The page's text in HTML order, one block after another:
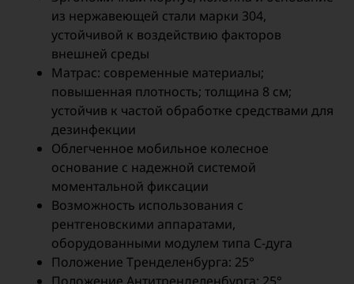
из нержавеющей стали марки 304,
устойчивой к воздействию факторов
внешней среды
Матрас: современные материалы;
повышенная плотность; толщина 8 см;
устойчив к частой обработке средствами для
дезинфекции
Облегченное мобильное колесное
основание с надежной системой
моментальной фиксации
Возможность использования с
рентгеновскими аппаратами,
оборудованными модулем типа С-дуга
Положение Тренделенбурга: 25°